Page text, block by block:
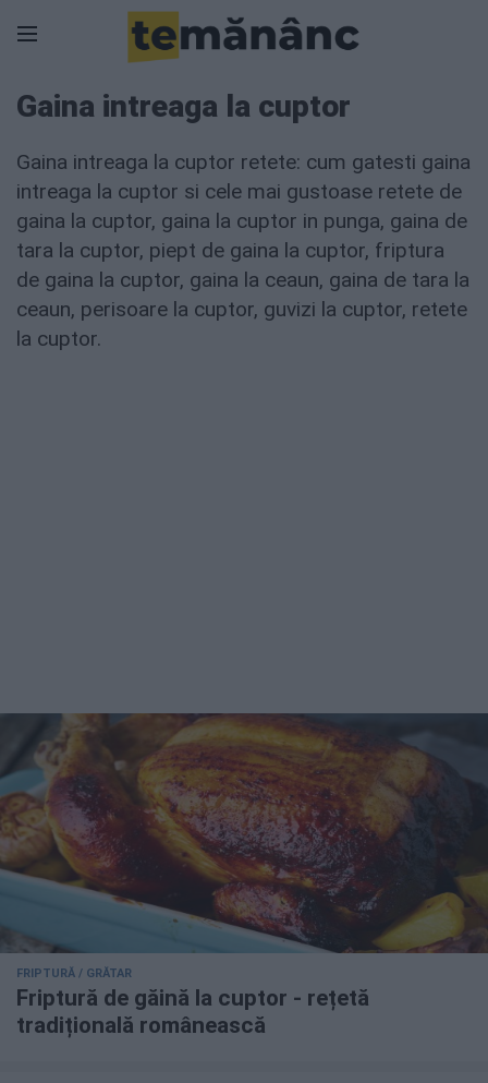
Gaina intreaga la cuptor
Gaina intreaga la cuptor retete: cum gatesti gaina
intreaga la cuptor si cele mai gustoase retete de
gaina la cuptor, gaina la cuptor in punga, gaina de
tara la cuptor, piept de gaina la cuptor, friptura
de gaina la cuptor, gaina la ceaun, gaina de tara la
ceaun, perisoare la cuptor, guvizi la cuptor, retete
la cuptor.
FRIPTURĂ / GRĂTAR
Friptură de găină la cuptor - rețetă
tradițională românească